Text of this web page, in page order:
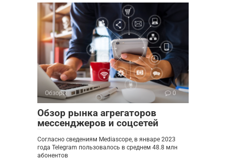
Обзоры 0
Обзор рынка агрегаторов
мессенджеров и соцсетей
Согласно сведениям Mediascope, в январе 2023
года Telegram пользовалось в среднем 48.8 млн
абонентов